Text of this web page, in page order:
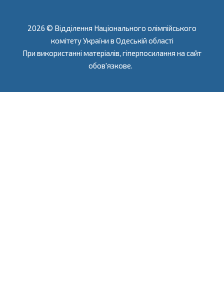
2026 © Відділення Національного олімпійського
комітету України в Одеській області
При використанні матеріалів, гіперпосилання на сайт
обов'язкове.